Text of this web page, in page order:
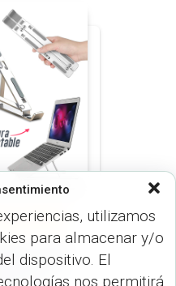
utilizamos
para almacenar y/o
dispositivo. El
nos permitirá
(OFICINA)
para
-1